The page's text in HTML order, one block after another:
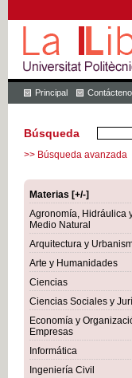
Principal
Búsqueda
>> Búsqueda avanzada
Materias [+/-]
Agronomía, Hidráulica
Medio Natural
Arquitectura y
Arte y Humanidades
Ciencias
Ciencias Sociales y
Economía y
Empresas
Informática
Ingeniería Civil